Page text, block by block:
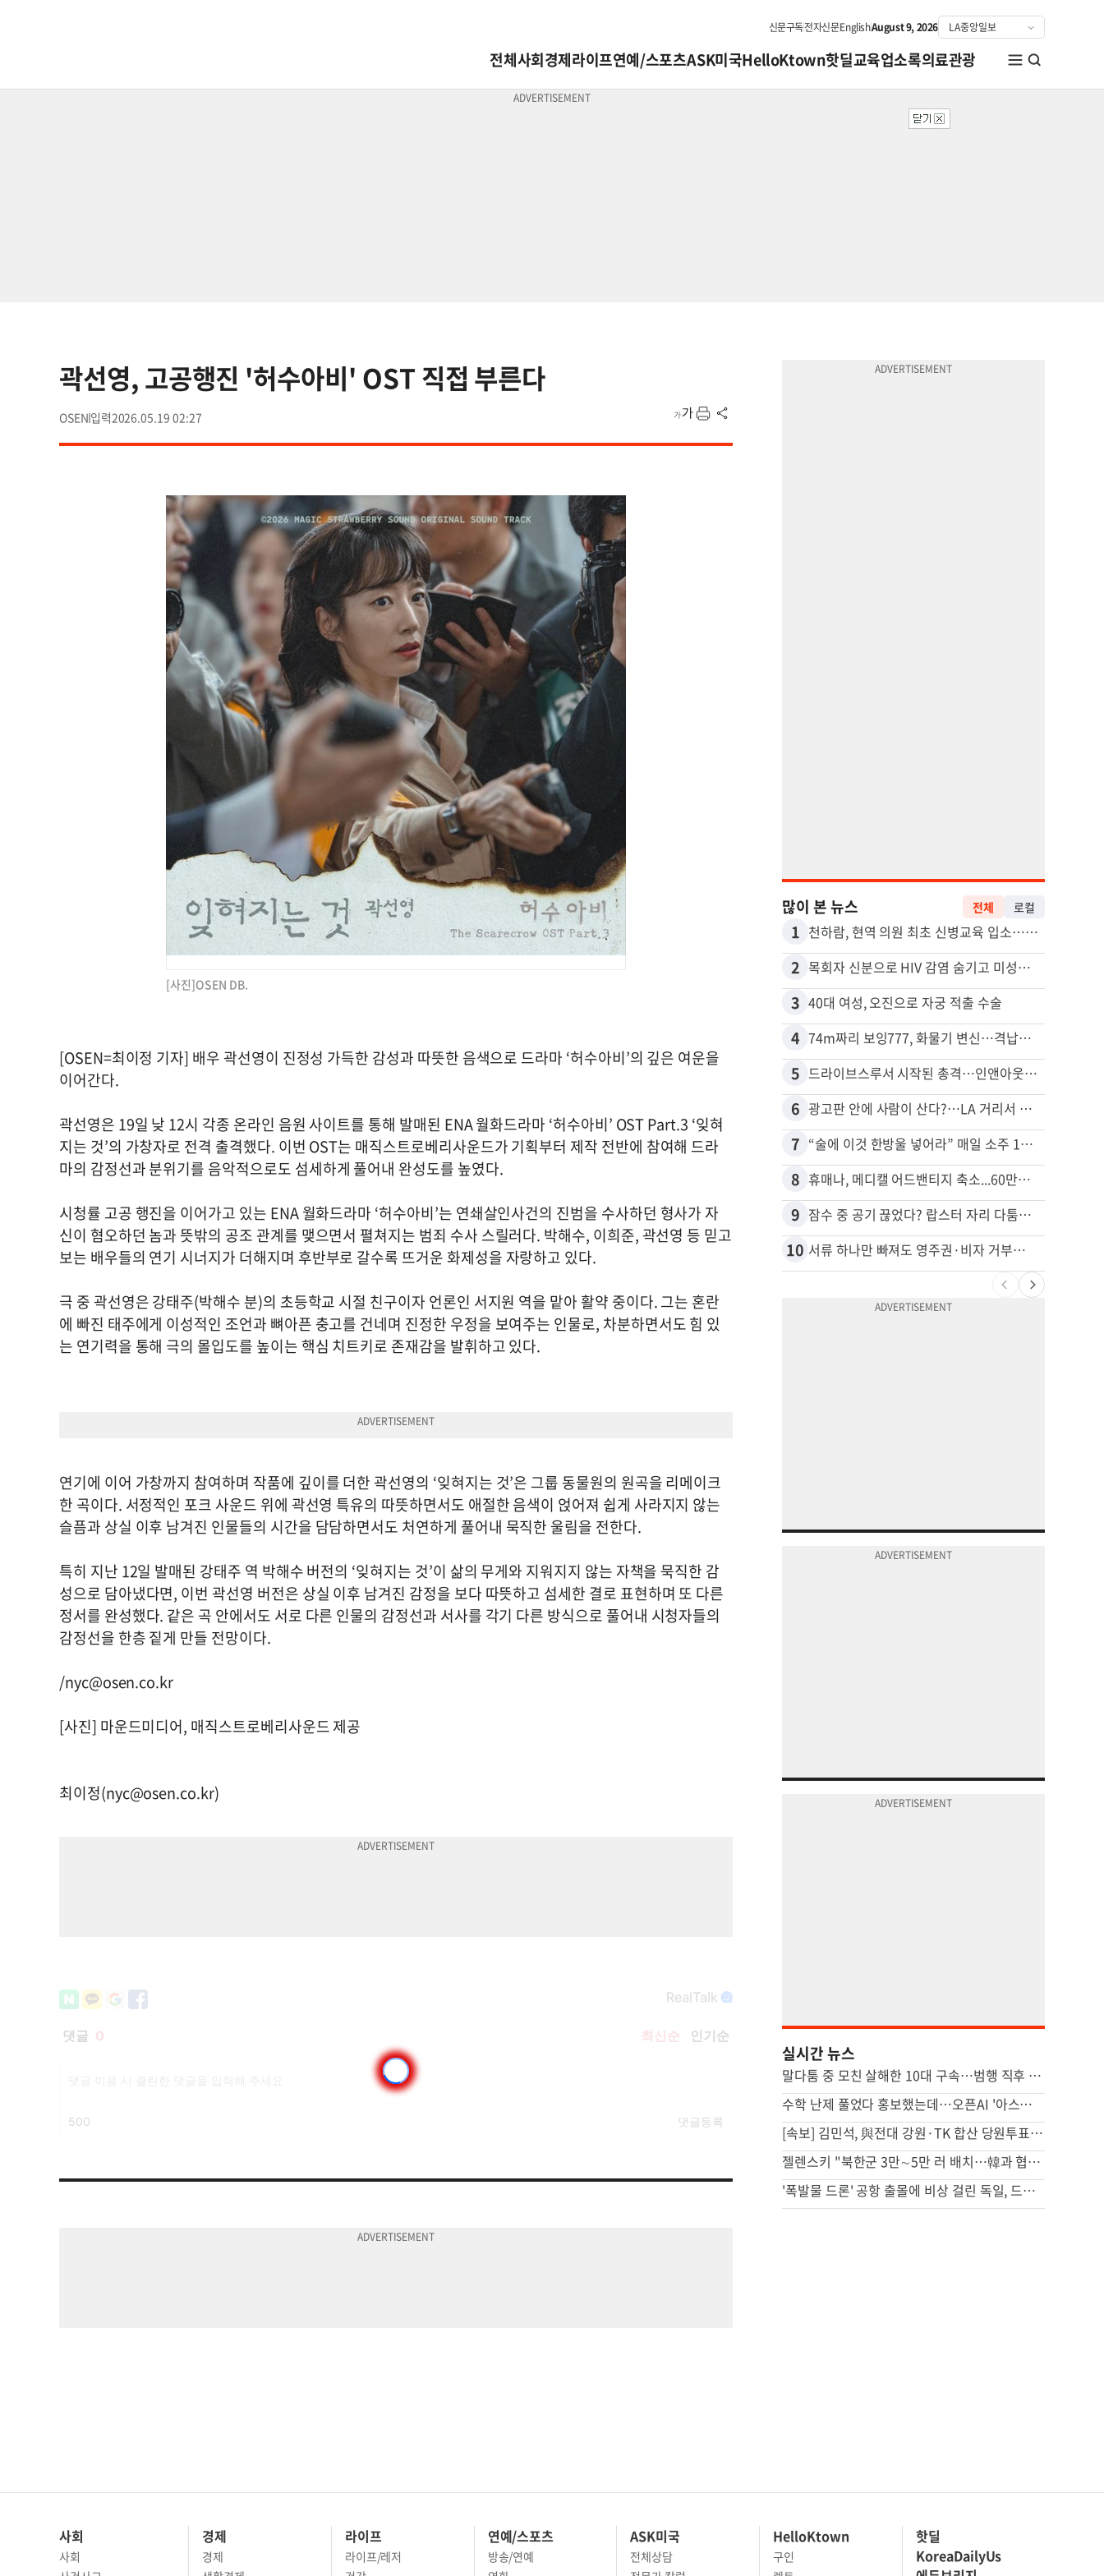
신문구독전자신문EnglishAugust 9, 2026
전체사회경제라이프연예/스포츠ASK미국HelloKtown핫딜교육업소록의료관광
곽선영, 고공행진 '허수아비' OST 직접 부른다
OSEN 2026.05.19 02:27
[사진]OSEN DB.
[OSEN=최이정 기자] 배우 곽선영이 진정성 가득한 감성과 따뜻한 음색으로 드라마 ‘허수아비’의 깊은 여운을
이어간다.
곽선영은 19일 낮 12시 각종 온라인 음원 사이트를 통해 발매된 ENA 월화드라마 ‘허수아비’ OST Part.3 ‘잊혀
지는 것’의 가창자로 전격 출격했다. 이번 OST는 매직스트로베리사운드가 기획부터 제작 전반에 참여해 드라
마의 감정선과 분위기를 음악적으로도 섬세하게 풀어내 완성도를 높였다.
시청률 고공 행진을 이어가고 있는 ENA 월화드라마 ‘허수아비’는 연쇄살인사건의 진범을 수사하던 형사가 자
신이 혐오하던 놈과 뜻밖의 공조 관계를 맺으면서 펼쳐지는 범죄 수사 스릴러다. 박해수, 이희준, 곽선영 등 믿고
보는 배우들의 연기 시너지가 더해지며 후반부로 갈수록 뜨거운 화제성을 자랑하고 있다.
극 중 곽선영은 강태주(박해수 분)의 초등학교 시절 친구이자 언론인 서지원 역을 맡아 활약 중이다. 그는 혼란
에 빠진 태주에게 이성적인 조언과 뼈아픈 충고를 건네며 진정한 우정을 보여주는 인물로, 차분하면서도 힘 있
는 연기력을 통해 극의 몰입도를 높이는 핵심 치트키로 존재감을 발휘하고 있다.
연기에 이어 가창까지 참여하며 작품에 깊이를 더한 곽선영의 ‘잊혀지는 것’은 그룹 동물원의 원곡을 리메이크
한 곡이다. 서정적인 포크 사운드 위에 곽선영 특유의 따뜻하면서도 애절한 음색이 얹어져 쉽게 사라지지 않는
슬픔과 상실 이후 남겨진 인물들의 시간을 담담하면서도 처연하게 풀어내 묵직한 울림을 전한다.
특히 지난 12일 발매된 강태주 역 박해수 버전의 ‘잊혀지는 것’이 삶의 무게와 지워지지 않는 자책을 묵직한 감
성으로 담아냈다면, 이번 곽선영 버전은 상실 이후 남겨진 감정을 보다 따뜻하고 섬세한 결로 표현하며 또 다른
정서를 완성했다. 같은 곡 안에서도 서로 다른 인물의 감정선과 서사를 각기 다른 방식으로 풀어내 시청자들의
감정선을 한층 짙게 만들 전망이다.
/nyc@osen.co.kr
[사진] 마운드미디어, 매직스트로베리사운드 제공
최이정(nyc@osen.co.kr)
많이 본 뉴스 전체 로컬
1 천하람, 현역 의원 최초 신병교육 입소…논산서 2박3일 생활
2 목회자 신분으로 HIV 감염 숨기고 미성년자와 성관계
3 40대 여성, 오진으로 자궁 적출 수술
4 74m짜리 보잉777, 화물기 변신…격납고서 ‘보물’ 찾는 인천공항
5 드라이브스루서 시작된 총격…인앤아웃 참사 영상 공개
6 광고판 안에 사람이 산다?…LA 거리서 화제
7 “술에 이것 한방울 넣어라” 매일 소주 1병 까는 91세의 철칙
8 휴매나, 메디캘 어드밴티지 축소...60만명 플랜 상실 위기
9 잠수 중 공기 끊었다? 랍스터 자리 다툼이 살인미수 사건으로
10 서류 하나만 빠져도 영주권·비자 거부…심사관 재량권 대폭 확대
실시간 뉴스
말다툼 중 모친 살해한 10대 구속…범행 직후 반려견도 죽여
수학 난제 풀었다 홍보했는데…오픈AI '아스트라' 개발 보류 발표, 왜[팩플]
[속보] 김민석, 與전대 강원·TK 합산 당원투표서 승리
젤렌스키 "북한군 3만∼5만 러 배치…韓과 협력 위해 접촉 중"
'폭발물 드론' 공항 출몰에 비상 걸린 독일, 드론 연구 확대